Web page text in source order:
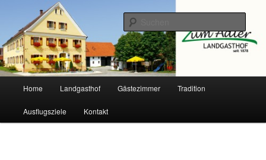
Inhalt
springenLandgasthof Adler
Home Landgasthof Gästezimmer Tradition
Ausflugsziele Kontakt